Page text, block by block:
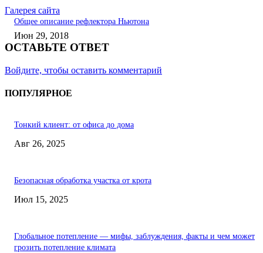
Галерея сайта
Общее описание рефлектора Ньютона
Июн 29, 2018
ОСТАВЬТЕ ОТВЕТ
Войдите, чтобы оставить комментарий
ПОПУЛЯРНОЕ
Тонкий клиент: от офиса до дома
Авг 26, 2025
Безопасная обработка участка от крота
Июл 15, 2025
Глобальное потепление — мифы, заблуждения, факты и чем может
грозить потепление климата